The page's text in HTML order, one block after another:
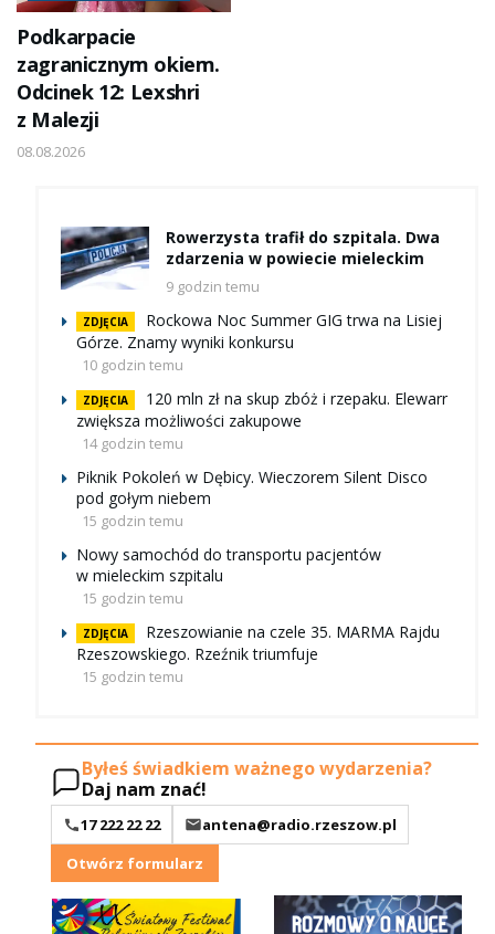
Podkarpacie
zagranicznym okiem.
Odcinek 12: Lexshri
z Malezji
08.08.2026
Rowerzysta trafił do szpitala. Dwa
zdarzenia w powiecie mieleckim
9 godzin temu
ZDJĘCIA
Rockowa Noc Summer GIG trwa na Lisiej
Górze. Znamy wyniki konkursu
10 godzin temu
ZDJĘCIA
120 mln zł na skup zbóż i rzepaku. Elewarr
zwiększa możliwości zakupowe
14 godzin temu
Piknik Pokoleń w Dębicy. Wieczorem Silent Disco
pod gołym niebem
15 godzin temu
Nowy samochód do transportu pacjentów
w mieleckim szpitalu
15 godzin temu
ZDJĘCIA
Rzeszowianie na czele 35. MARMA Rajdu
Rzeszowskiego. Rzeźnik triumfuje
15 godzin temu
Byłeś świadkiem ważnego wydarzenia?
Daj nam znać!
17 222 22 22
antena@radio.rzeszow.pl
Otwórz formularz